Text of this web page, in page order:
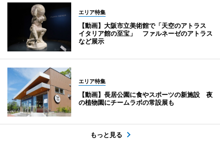
エリア特集
【動画】大阪市立美術館で「天空のアトラス
イタリア館の至宝」 ファルネーゼのアトラス
など展示
エリア特集
【動画】長居公園に食やスポーツの新施設 夜
の植物園にチームラボの常設展も
もっと見る